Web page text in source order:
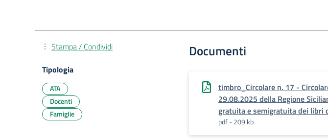
Documenti
timbro_Circolare n. 17 -
29.08.2025 della Regione
gratuita e semigratuita dei libri
pdf - 209 kb
Stampa / Condividi
Tipologia
ATA
Docenti
Famiglie